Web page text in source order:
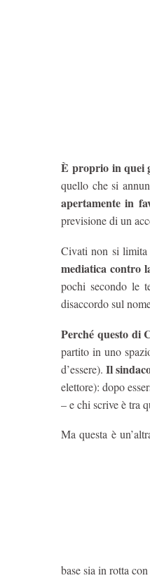
È proprio in quei
quello che si
apertamente in
previsione di un
Civati non si limita
mediatica contro
pochi secondo le
disaccordo sul
Perché questo di
partito in uno
d’essere).Il
elettore): dopo
– e chi scrive è tra
Ma questa è
base sia in rotta